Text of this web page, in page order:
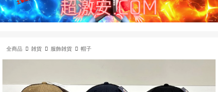
全商品 雑貨 服飾雑貨 帽子